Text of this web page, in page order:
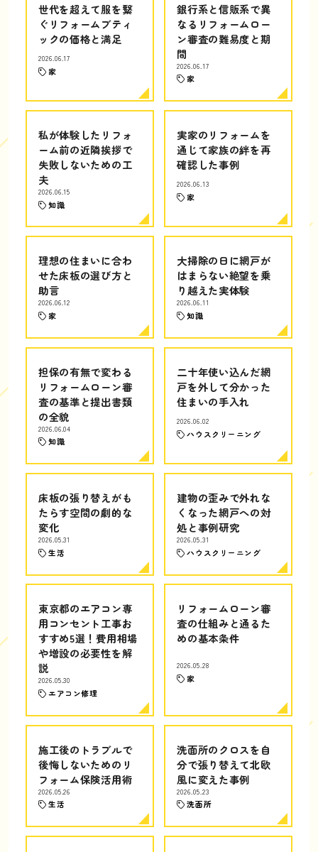
世代を超えて服を繋
ぐリフォームブティ
ックの価格と満足
2026.06.17
家
銀行系と信販系で異
なるリフォームロー
ン審査の難易度と期
間
2026.06.17
家
私が体験したリフォ
ーム前の近隣挨拶で
失敗しないための工
夫
2026.06.15
知識
実家のリフォームを
通じて家族の絆を再
確認した事例
2026.06.13
家
理想の住まいに合わ
せた床板の選び方と
助言
2026.06.12
家
大掃除の日に網戸が
はまらない絶望を乗
り越えた実体験
2026.06.11
知識
担保の有無で変わる
リフォームローン審
査の基準と提出書類
の全貌
2026.06.04
知識
二十年使い込んだ網
戸を外して分かった
住まいの手入れ
2026.06.02
ハウスクリーニング
床板の張り替えがも
たらす空間の劇的な
変化
2026.05.31
生活
建物の歪みで外れな
くなった網戸への対
処と事例研究
2026.05.31
ハウスクリーニング
東京都のエアコン専
用コンセント工事お
すすめ5選！費用相場
や増設の必要性を解
説
2026.05.30
エアコン修理
リフォームローン審
査の仕組みと通るた
めの基本条件
2026.05.28
家
施工後のトラブルで
後悔しないためのリ
フォーム保険活用術
2026.05.26
生活
洗面所のクロスを自
分で張り替えて北欧
風に変えた事例
2026.05.23
洗面所